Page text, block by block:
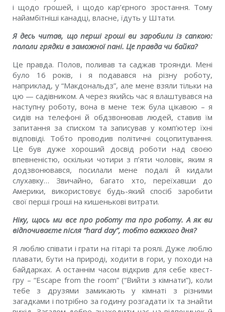
i щодо грошей, i щодо кар’єрного зростання. Тому
найамбiтнiшi канадцi, власне, їдуть у Штати.
Я десь читав, що першi грошi ви заробили iз сапкою:
пололи грядки в заможної панi. Це правда чи байка?
Це правда. Полов, поливав та саджав троянди. Менi
було 16 рокiв, i я подавався на рiзну роботу,
наприклад, у “Макдональдз”, але мене взяли тiльки на
цю — садiвником. А через якийсь час я влаштувався на
наступну роботу, вона в мене теж була цiкавою – я
сидiв на телефонi й обдзвонював людей, ставив їм
запитання за списком та записував у комп’ютер їхнi
вiдповiдi. Тобто проводив полiтичнi соцопитування.
Це був дуже хороший досвiд роботи над своєю
впевненiстю, оскiльки чотири з п’яти чоловiк, яким я
додзвонювався, посилали мене подалі й кидали
слухавку… Звичайно, багато хто, переїхавши до
Америки, використовує будь-який спосiб заробити
свої першi грошi на кишеньковi витрати.
Нiку, щось ми все про роботу та про роботу. А як ви
вiдпочиваєте пiсля “hard day”, тобто важкого дня?
Я люблю спiвати i грати на гiтарi та роялi. Дуже люблю
плавати, бути на природi, ходити в гори, у походи на
байдарках. А останнiм часом вiдкрив для себе квест-
гру – “Escape from the room” (“Вийти з кiмнати”), коли
тебе з друзями замикають у кiмнатi з рiзними
загадками i потрiбно за годину розгадати їх та знайти